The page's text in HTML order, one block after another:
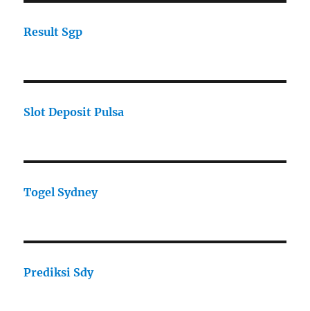
Result Sgp
Slot Deposit Pulsa
Togel Sydney
Prediksi Sdy